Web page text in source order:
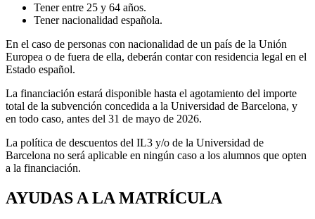
Tener entre 25 y 64 años.
Tener nacionalidad española.
En el caso de personas con nacionalidad de un país de la Unión
Europea o de fuera de ella, deberán contar con residencia legal en el
Estado español.
La financiación estará disponible hasta el agotamiento del importe
total de la subvención concedida a la Universidad de Barcelona, y
en todo caso, antes del 31 de mayo de 2026.
La política de descuentos del IL3 y/o de la Universidad de
Barcelona no será aplicable en ningún caso a los alumnos que opten
a la financiación.
AYUDAS A LA MATRÍCULA